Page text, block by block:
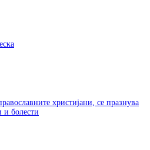
христијани, се празнува
и болести